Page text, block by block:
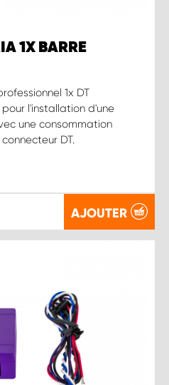
1X BARRE
1x DT
l'installation d'une
une consommation
DT.
AJOUTER